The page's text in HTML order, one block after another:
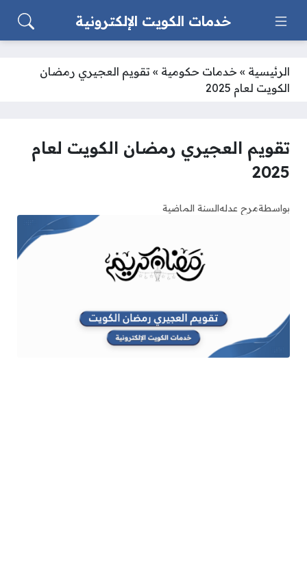
خدمات الكويت الإلكترونية
الرئيسية » خدمات حكومية » تقويم العجيري رمضان
الكويت لعام 2025
تقويم العجيري رمضان الكويت لعام
2025
بواسطةمرح عدلهالسنة الماضية